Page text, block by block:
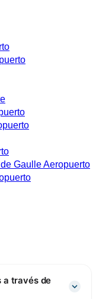
Gaulle Aeropuerto
a través de